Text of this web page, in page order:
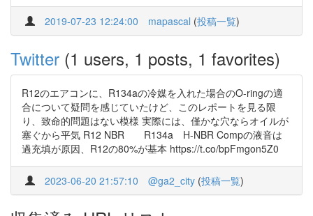
2019-07-23 12:24:00 mapascal (投稿一覧)
Twitter (1 users, 1 posts, 1 favorites)
R12のエアコンに、R134aの冷媒を入れた場合のO-ringの適
合について疑問を感じていたけど、このレポートを見る限
り、致命的問題はない模様 実際には、僅かな穴ならオイルが
塞ぐから平気 R12 NBR R134a H-NBR Compの液音は
過充填が原因、R12の80%が基本 https://t.co/bpFmgon5Z0
2023-06-20 21:57:10 @ga2_city (投稿一覧)